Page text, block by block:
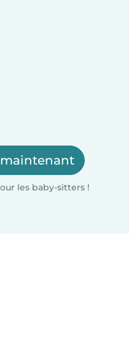
maintenant
les baby-sitters !